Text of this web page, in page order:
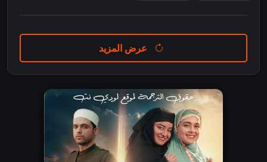
عرض المزيد